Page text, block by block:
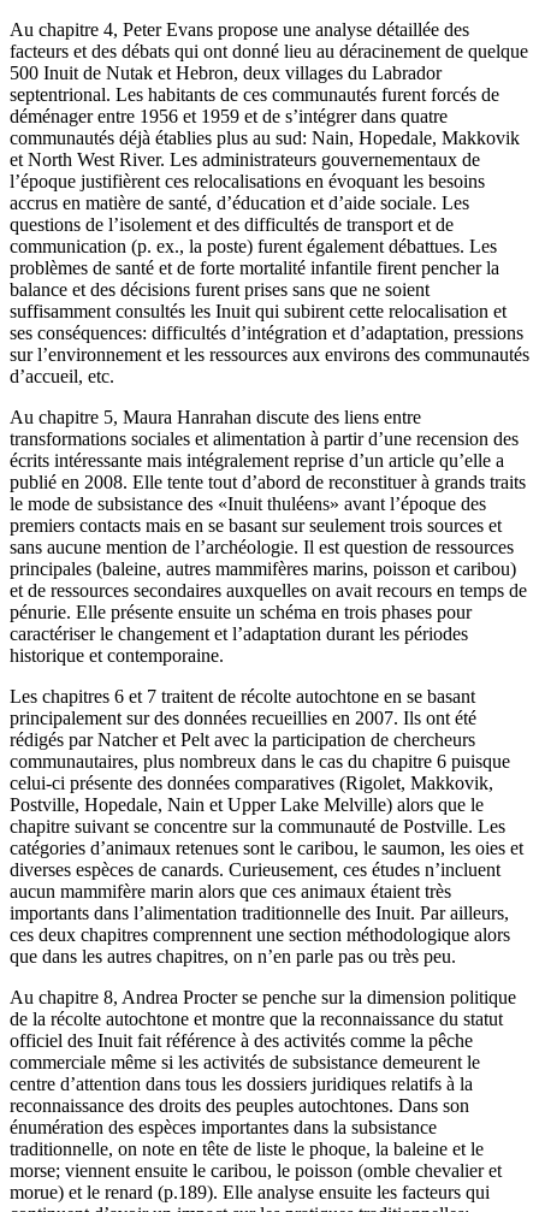
Au chapitre 4, Peter Evans propose une analyse détaillée des
facteurs et des débats qui ont donné lieu au déracinement de quelque
500 Inuit de Nutak et Hebron, deux villages du Labrador
septentrional. Les habitants de ces communautés furent forcés de
déménager entre 1956 et 1959 et de s’intégrer dans quatre
communautés déjà établies plus au sud: Nain, Hopedale, Makkovik
et North West River. Les administrateurs gouvernementaux de
l’époque justifièrent ces relocalisations en évoquant les besoins
accrus en matière de santé, d’éducation et d’aide sociale. Les
questions de l’isolement et des difficultés de transport et de
communication (p. ex., la poste) furent également débattues. Les
problèmes de santé et de forte mortalité infantile firent pencher la
balance et des décisions furent prises sans que ne soient
suffisamment consultés les Inuit qui subirent cette relocalisation et
ses conséquences: difficultés d’intégration et d’adaptation, pressions
sur l’environnement et les ressources aux environs des communautés
d’accueil, etc.
Au chapitre 5, Maura Hanrahan discute des liens entre
transformations sociales et alimentation à partir d’une recension des
écrits intéressante mais intégralement reprise d’un article qu’elle a
publié en 2008. Elle tente tout d’abord de reconstituer à grands traits
le mode de subsistance des «Inuit thuléens» avant l’époque des
premiers contacts mais en se basant sur seulement trois sources et
sans aucune mention de l’archéologie. Il est question de ressources
principales (baleine, autres mammifères marins, poisson et caribou)
et de ressources secondaires auxquelles on avait recours en temps de
pénurie. Elle présente ensuite un schéma en trois phases pour
caractériser le changement et l’adaptation durant les périodes
historique et contemporaine.
Les chapitres 6 et 7 traitent de récolte autochtone en se basant
principalement sur des données recueillies en 2007. Ils ont été
rédigés par Natcher et Pelt avec la participation de chercheurs
communautaires, plus nombreux dans le cas du chapitre 6 puisque
celui-ci présente des données comparatives (Rigolet, Makkovik,
Postville, Hopedale, Nain et Upper Lake Melville) alors que le
chapitre suivant se concentre sur la communauté de Postville. Les
catégories d’animaux retenues sont le caribou, le saumon, les oies et
diverses espèces de canards. Curieusement, ces études n’incluent
aucun mammifère marin alors que ces animaux étaient très
importants dans l’alimentation traditionnelle des Inuit. Par ailleurs,
ces deux chapitres comprennent une section méthodologique alors
que dans les autres chapitres, on n’en parle pas ou très peu.
Au chapitre 8, Andrea Procter se penche sur la dimension politique
de la récolte autochtone et montre que la reconnaissance du statut
officiel des Inuit fait référence à des activités comme la pêche
commerciale même si les activités de subsistance demeurent le
centre d’attention dans tous les dossiers juridiques relatifs à la
reconnaissance des droits des peuples autochtones. Dans son
énumération des espèces importantes dans la subsistance
traditionnelle, on note en tête de liste le phoque, la baleine et le
morse; viennent ensuite le caribou, le poisson (omble chevalier et
morue) et le renard (p.189). Elle analyse ensuite les facteurs qui